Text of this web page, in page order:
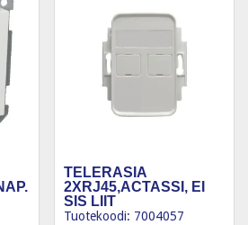
TELERASIA
2XRJ45,ACTASSI, EI
SIS LIIT
Tuotekoodi: 7004057